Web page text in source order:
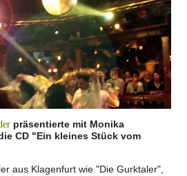
präsentierte mit Monika
CD "Ein kleines Stück vom
aus Klagenfurt wie "Die Gurktaler",